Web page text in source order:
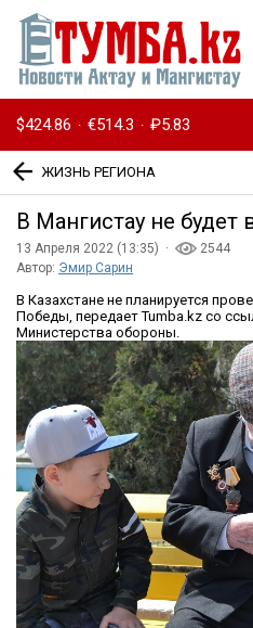
$424.86 · €514.3 · ₽5.83
ЖИЗНЬ РЕГИОНА
В Мангистау не будет
13 Апреля 2022 (13:35) ·
2544
Автор: Эмир Сарин
В Казахстане не планируется
Победы, передает Tumba.kz со
Министерства обороны.